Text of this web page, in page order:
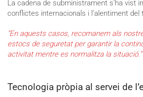
La cadena de subministrament s’ha vist
conflictes internacionals i l’alentiment
“En aquests casos, recomanem als
estocs de seguretat per garantir la
activitat mentre es normalitza la situació.”
Tecnologia pròpia al servei de